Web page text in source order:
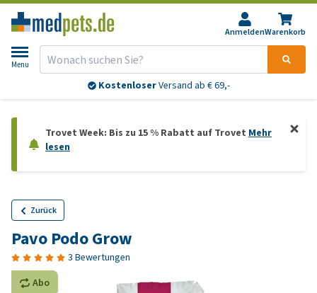
AnmeldenWarenkorb
Menu
KostenloserVersand ab € 69,-
Trovet Week: Bis zu 15 % Rabatt auf Trovet Mehr
lesen
Zurück
Pavo Podo Grow
3 Bewertungen
Abo